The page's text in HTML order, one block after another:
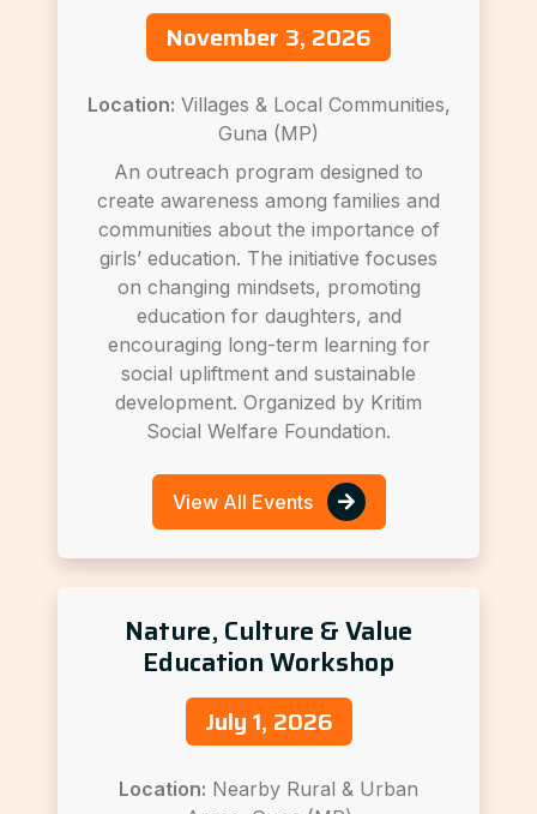
November 3, 2026
Location: Villages & Local Communities,
Guna (MP)
An outreach program designed to
create awareness among families and
communities about the importance of
girls’ education. The initiative focuses
on changing mindsets, promoting
education for daughters, and
encouraging long-term learning for
social upliftment and sustainable
development. Organized by Kritim
Social Welfare Foundation.
View All Events
Nature, Culture & Value
Education Workshop
July 1, 2026
Location: Nearby Rural & Urban